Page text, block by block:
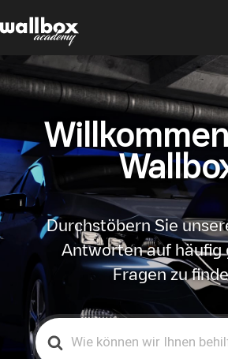
Durchstöbern Sie
Antworten auf häufig
Fragen zu
Search
For